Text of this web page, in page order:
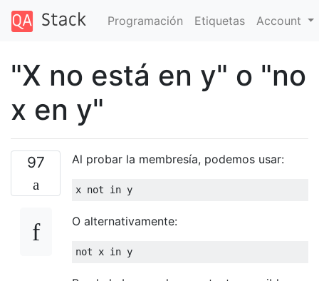
Programación Etiquetas Account
"X no está en y" o "no
x en y"
97 Al probar la membresía, podemos usar:
x not in y
O alternativamente:
not x in y